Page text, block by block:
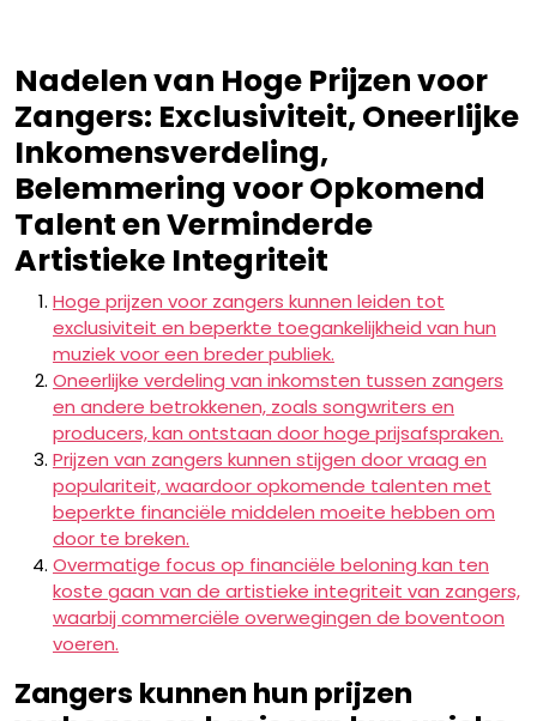
Nadelen van Hoge Prijzen voor
Zangers: Exclusiviteit, Oneerlijke
Inkomensverdeling,
Belemmering voor Opkomend
Talent en Verminderde
Artistieke Integriteit
Hoge prijzen voor zangers kunnen leiden tot
exclusiviteit en beperkte toegankelijkheid van hun
muziek voor een breder publiek.
Oneerlijke verdeling van inkomsten tussen zangers
en andere betrokkenen, zoals songwriters en
producers, kan ontstaan door hoge prijsafspraken.
Prijzen van zangers kunnen stijgen door vraag en
populariteit, waardoor opkomende talenten met
beperkte financiële middelen moeite hebben om
door te breken.
Overmatige focus op financiële beloning kan ten
koste gaan van de artistieke integriteit van zangers,
waarbij commerciële overwegingen de boventoon
voeren.
Zangers kunnen hun prijzen